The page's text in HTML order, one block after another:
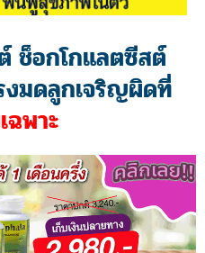
พร คุ้มค่า แค่มีสิ่งนี้
าะช่วงโปร Early
านั้น!!